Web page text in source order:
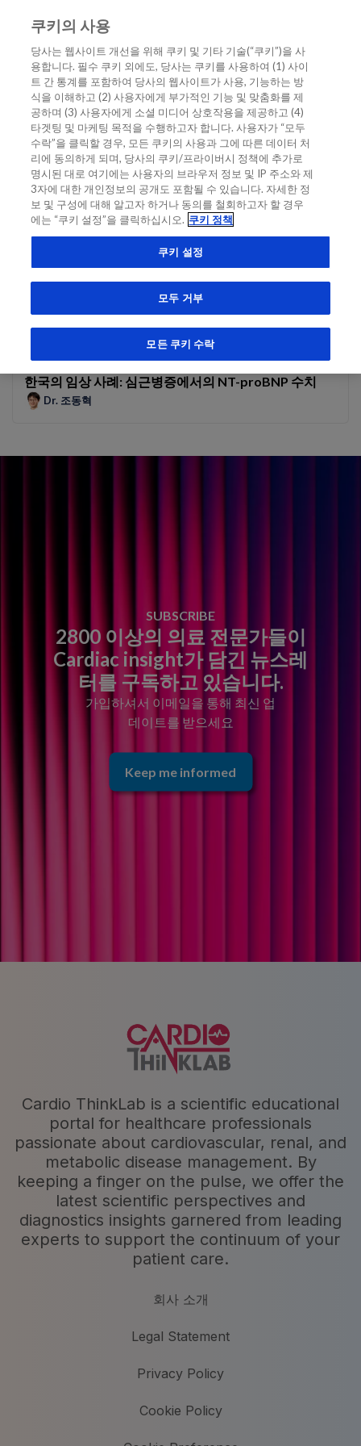
심근병증
심근병증
Related Links
한국의 임상 사례: 심근병증에서의 NT-proBNP 수치
한국의 임상 사례: 심근병증에서의 NT-proBNP 수치
Dr. 조동혁
SUBSCRIBE
2800 이상의 의료 전문가들이
Cardiac insight가 담긴 뉴스레
터를 구독하고 있습니다.
가입하셔서 이메일을 통해 최신 업
데이트를 받으세요
Keep me informed
Cardio ThinkLab is a scientific educational
portal for healthcare professionals
passionate about cardiovascular, renal, and
metabolic disease management. By
keeping a finger on the pulse, we offer the
latest scientific perspectives and
diagnostics insights garnered from leading
experts to support the continuum of your
patient care.
회사 소개
Legal Statement
Privacy Policy
Cookie Policy
쿠키의 사용
당사는 웹사이트 개선을 위해 쿠키 및 기타 기술(“쿠키”)을 사
용합니다. 필수 쿠키 외에도, 당사는 쿠키를 사용하여 (1) 사이
트 간 통계를 포함하여 당사의 웹사이트가 사용, 기능하는 방
식을 이해하고 (2) 사용자에게 부가적인 기능 및 맞춤화를 제
공하며 (3) 사용자에게 소셜 미디어 상호작용을 제공하고 (4)
타겟팅 및 마케팅 목적을 수행하고자 합니다. 사용자가 “모두
수락”을 클릭할 경우, 모든 쿠키의 사용과 그에 따른 데이터 처
리에 동의하게 되며, 당사의 쿠키/프라이버시 정책에 추가로
명시된 대로 여기에는 사용자의 브라우저 정보 및 IP 주소와 제
3자에 대한 개인정보의 공개도 포함될 수 있습니다. 자세한 정
보 및 구성에 대해 알고자 하거나 동의를 철회하고자 할 경우
에는 “쿠키 설정”을 클릭하십시오. 쿠키 정책
쿠키 설정
모두 거부
모든 쿠키 수락